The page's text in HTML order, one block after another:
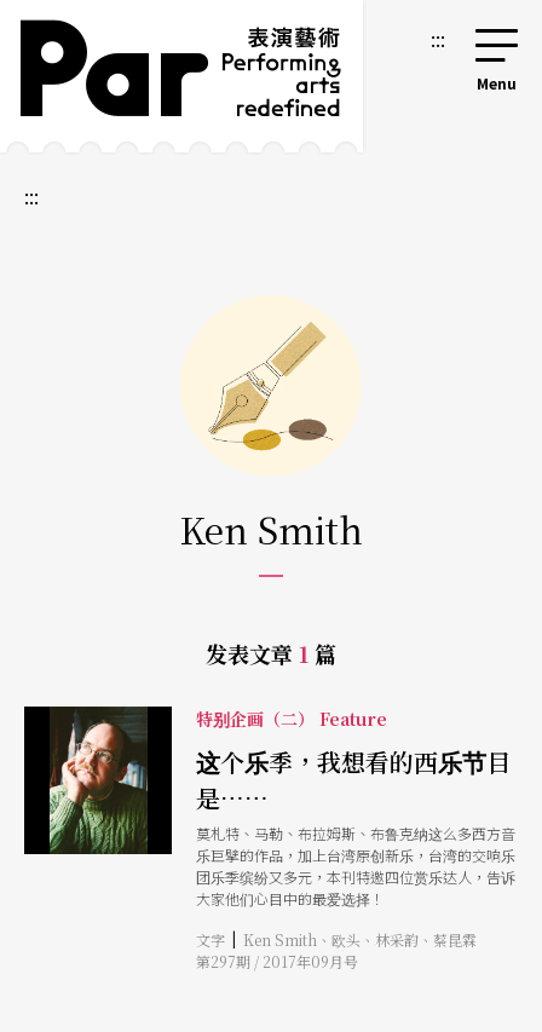
跳到主要内容区块
网站导览 :::
:::
Ken Smith
发表文章 1 篇
特别企画（二） Feature
这个乐季，我想看的西乐节目
是……
莫札特、马勒、布拉姆斯、布鲁克纳这么多西方音
乐巨擘的作品，加上台湾原创新乐，台湾的交响乐
团乐季缤纷又多元，本刊特邀四位赏乐达人，告诉
大家他们心目中的最爱选择！
文字 | Ken Smith、欧头、林采韵、蔡昆霖
第297期 / 2017年09月号